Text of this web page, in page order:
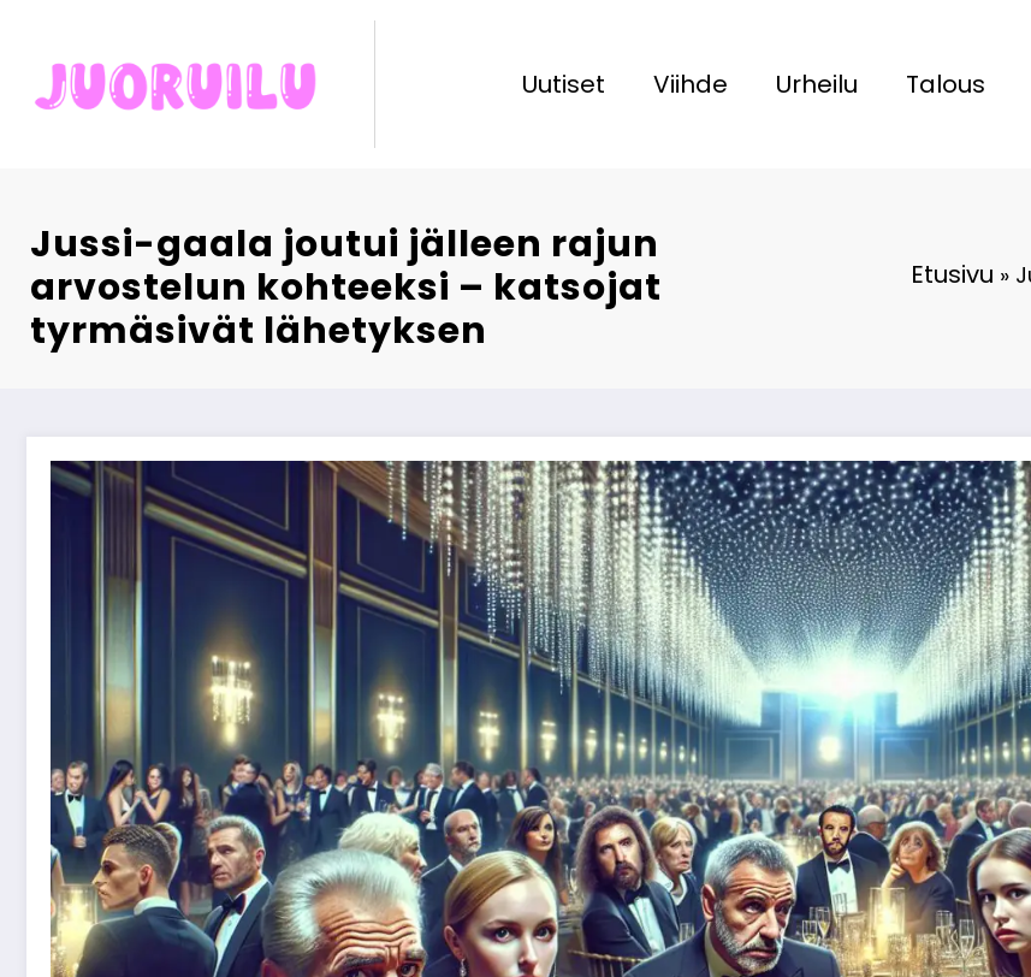
content
Uutiset Viihde Urheilu Talous
Jussi-gaala joutui jälleen rajun
arvostelun kohteeksi – katsojat
tyrmäsivät lähetyksen
Etusivu »